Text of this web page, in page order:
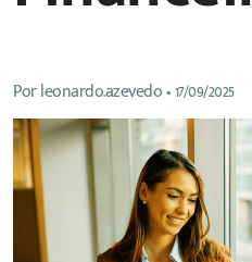
Porleonardo.azevedo•17/09/2025